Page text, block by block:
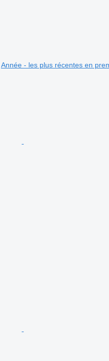
Année - les plus récentes en